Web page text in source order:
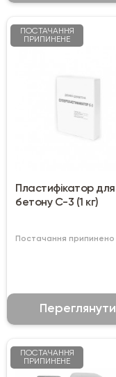
ПОСТАЧАННЯ
ПРИПИНЕНЕ
Пластифікатор для
бетону С-3 (1 кг)
Постачання припинено
Переглянути
ПОСТАЧАННЯ
ПРИПИНЕНЕ